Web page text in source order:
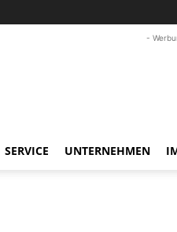
-
SERVICE UNTERNEHMEN